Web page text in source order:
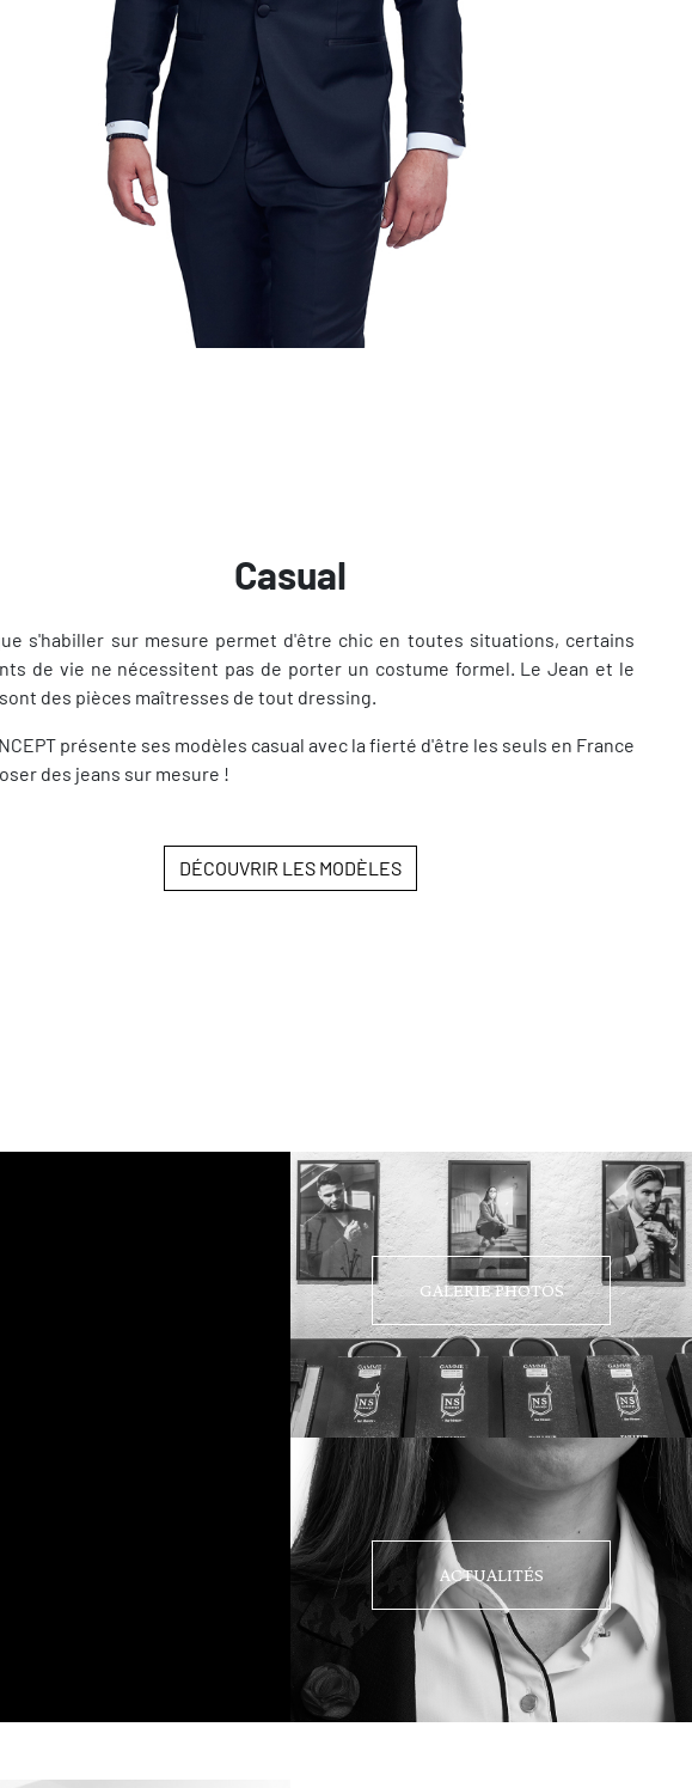
Casual
s'habiller sur mesure permet d'être chic en toutes situations, certains
de vie ne nécessitent pas de porter un costume formel. Le Jean et le
des pièces maîtresses de tout dressing.
présente ses modèles casual avec la fierté d'être les seuls en France
des jeans sur mesure !
DÉCOUVRIR LES MODÈLES
GALERIE PHOTOS
ACTUALITÉS